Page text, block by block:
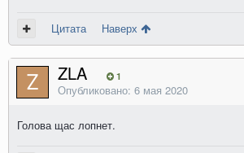
Цитата Наверх
ZLA 1
Опубликовано: 6 мая 2020
Голова щас лопнет.